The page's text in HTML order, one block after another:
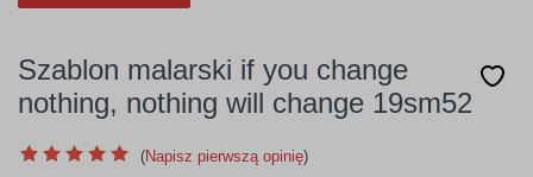
Szablon malarski if you change
nothing, nothing will change 19sm52
(Napisz pierwszą opinię)